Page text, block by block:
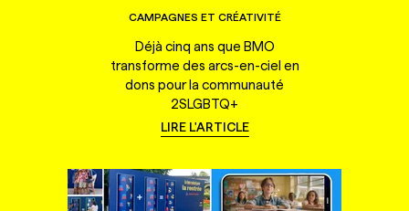
CAMPAGNES ET CRÉATIVITÉ
Déjà cinq ans que BMO
transforme des arcs-en-ciel en
dons pour la communauté
2SLGBTQ+
LIRE L'ARTICLE